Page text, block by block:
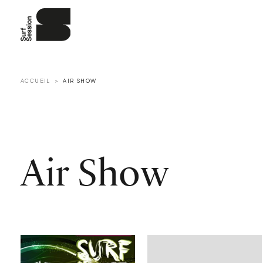
ACCUEIL AIR SHOW
Air Show